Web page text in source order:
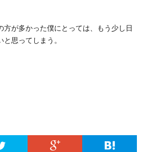
方が多かった僕にとっては、もう少し日
思ってしまう。